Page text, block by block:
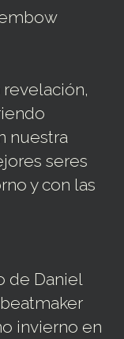
nuestra
seres
y con las
de Daniel
invierno en